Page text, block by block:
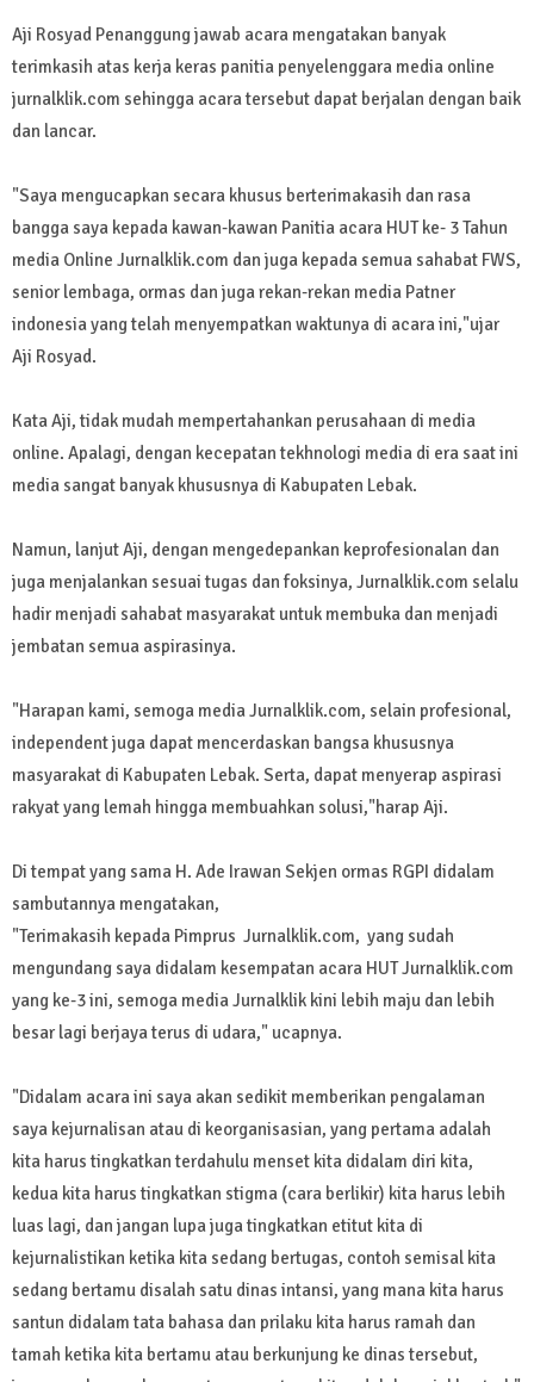
Aji Rosyad Penanggung jawab acara mengatakan banyak
terimkasih atas kerja keras panitia penyelenggara media online
jurnalklik.com sehingga acara tersebut dapat berjalan dengan baik
dan lancar.
"Saya mengucapkan secara khusus berterimakasih dan rasa
bangga saya kepada kawan-kawan Panitia acara HUT ke- 3 Tahun
media Online Jurnalklik.com dan juga kepada semua sahabat FWS,
senior lembaga, ormas dan juga rekan-rekan media Patner
indonesia yang telah menyempatkan waktunya di acara ini,"ujar
Aji Rosyad.
Kata Aji, tidak mudah mempertahankan perusahaan di media
online. Apalagi, dengan kecepatan tekhnologi media di era saat ini
media sangat banyak khususnya di Kabupaten Lebak.
Namun, lanjut Aji, dengan mengedepankan keprofesionalan dan
juga menjalankan sesuai tugas dan foksinya, Jurnalklik.com selalu
hadir menjadi sahabat masyarakat untuk membuka dan menjadi
jembatan semua aspirasinya.
"Harapan kami, semoga media Jurnalklik.com, selain profesional,
independent juga dapat mencerdaskan bangsa khususnya
masyarakat di Kabupaten Lebak. Serta, dapat menyerap aspirasi
rakyat yang lemah hingga membuahkan solusi,"harap Aji.
Di tempat yang sama H. Ade Irawan Sekjen ormas RGPI didalam
sambutannya mengatakan,
"Terimakasih kepada Pimprus Jurnalklik.com, yang sudah
mengundang saya didalam kesempatan acara HUT Jurnalklik.com
yang ke-3 ini, semoga media Jurnalklik kini lebih maju dan lebih
besar lagi berjaya terus di udara," ucapnya.
"Didalam acara ini saya akan sedikit memberikan pengalaman
saya kejurnalisan atau di keorganisasian, yang pertama adalah
kita harus tingkatkan terdahulu menset kita didalam diri kita,
kedua kita harus tingkatkan stigma (cara berlikir) kita harus lebih
luas lagi, dan jangan lupa juga tingkatkan etitut kita di
kejurnalistikan ketika kita sedang bertugas, contoh semisal kita
sedang bertamu disalah satu dinas intansi, yang mana kita harus
santun didalam tata bahasa dan prilaku kita harus ramah dan
tamah ketika kita bertamu atau berkunjung ke dinas tersebut,